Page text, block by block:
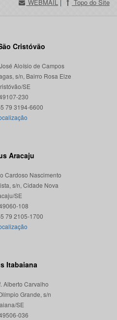
WEBMAIL | Topo do Site
Cristóvão
Aloísio de Campos
s/n, Bairro Rosa Elze
SE
230
Aracaju
Cardoso Nascimento
s/n, Cidade Nova
SE
108
Itabaiana
Alberto Carvalho
Grande, s/n
SE
036